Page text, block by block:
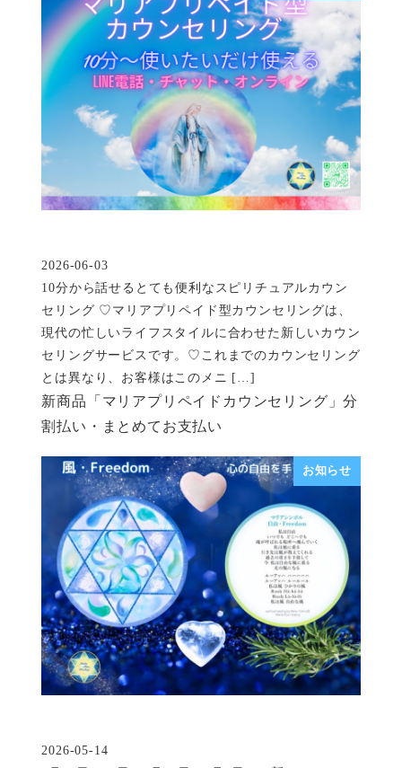
新商品「マリアプリペイドカウンセリング」分
割払い・まとめてお支払い
10分から話せるとても便利なスピリチュアルカウン
セリング ♡マリアプリペイド型カウンセリングは、
現代の忙しいライフスタイルに合わせた新しいカウン
セリングサービスです。♡これまでのカウンセリング
とは異なり、お客様はこのメニ […]
投稿日
2026-06-03
お知らせ
2026-05-14